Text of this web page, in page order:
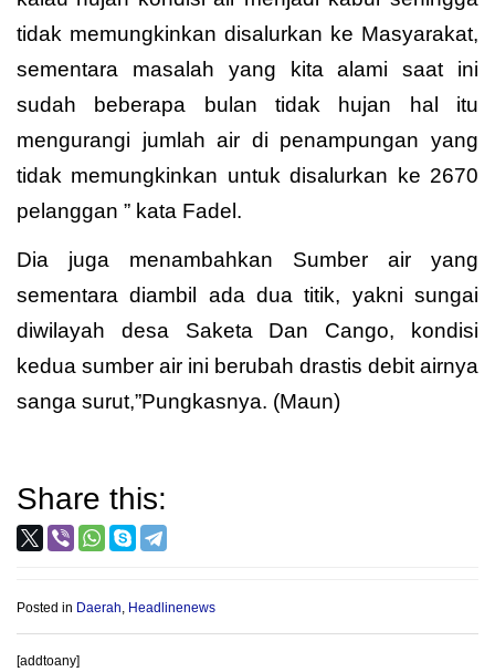
tidak memungkinkan disalurkan ke Masyarakat,
sementara masalah yang kita alami saat ini
sudah beberapa bulan tidak hujan hal itu
mengurangi jumlah air di penampungan yang
tidak memungkinkan untuk disalurkan ke 2670
pelanggan ” kata Fadel.
Dia juga menambahkan Sumber air yang
sementara diambil ada dua titik, yakni sungai
diwilayah desa Saketa Dan Cango, kondisi
kedua sumber air ini berubah drastis debit airnya
sanga surut,”Pungkasnya. (Maun)
Share this:
Posted in Daerah, Headlinenews
[addtoany]